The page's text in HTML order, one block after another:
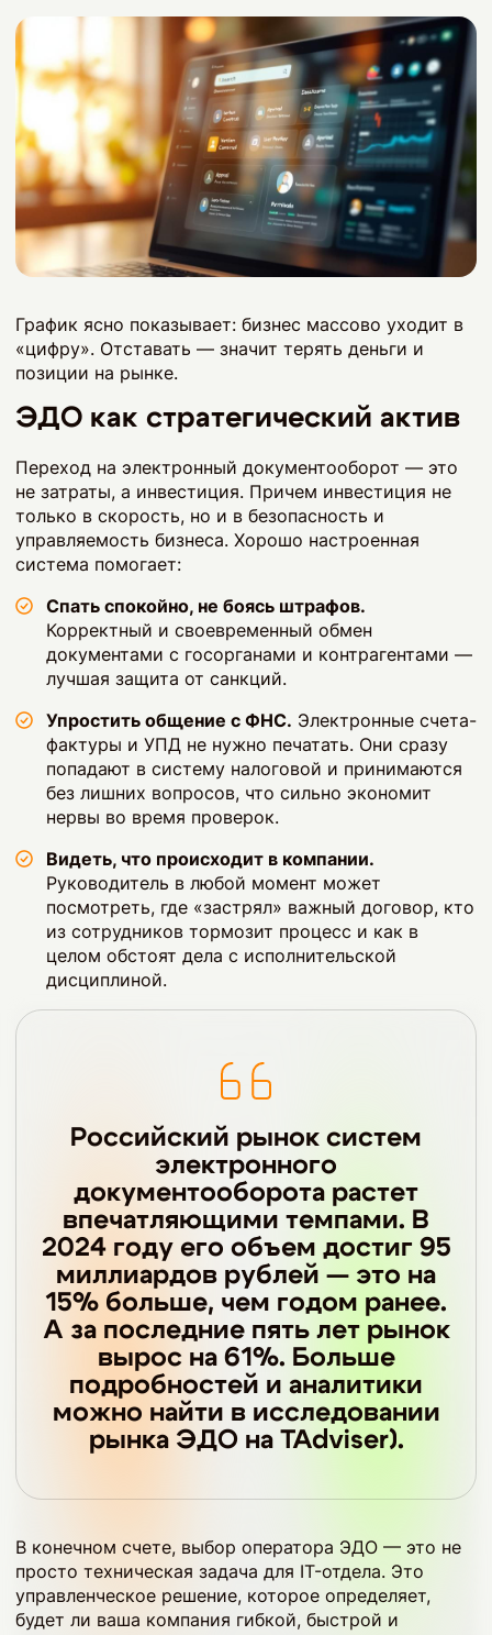
График ясно показывает: бизнес массово уходит в
«цифру». Отставать — значит терять деньги и
позиции на рынке.
ЭДО как стратегический актив
Переход на электронный документооборот — это
не затраты, а инвестиция. Причем инвестиция не
только в скорость, но и в безопасность и
управляемость бизнеса. Хорошо настроенная
система помогает:
Спать спокойно, не боясь штрафов.
Корректный и своевременный обмен
документами с госорганами и контрагентами —
лучшая защита от санкций.
Упростить общение с ФНС. Электронные счета-
фактуры и УПД не нужно печатать. Они сразу
попадают в систему налоговой и принимаются
без лишних вопросов, что сильно экономит
нервы во время проверок.
Видеть, что происходит в компании.
Руководитель в любой момент может
посмотреть, где «застрял» важный договор, кто
из сотрудников тормозит процесс и как в
целом обстоят дела с исполнительской
дисциплиной.
Российский рынок систем
электронного
документооборота растет
впечатляющими темпами. В
2024 году его объем достиг 95
миллиардов рублей — это на
15% больше, чем годом ранее.
А за последние пять лет рынок
вырос на 61%. Больше
подробностей и аналитики
можно найти в исследовании
рынка ЭДО на TAdviser).
В конечном счете, выбор оператора ЭДО — это не
просто техническая задача для IT-отдела. Это
управленческое решение, которое определяет,
будет ли ваша компания гибкой, быстрой и